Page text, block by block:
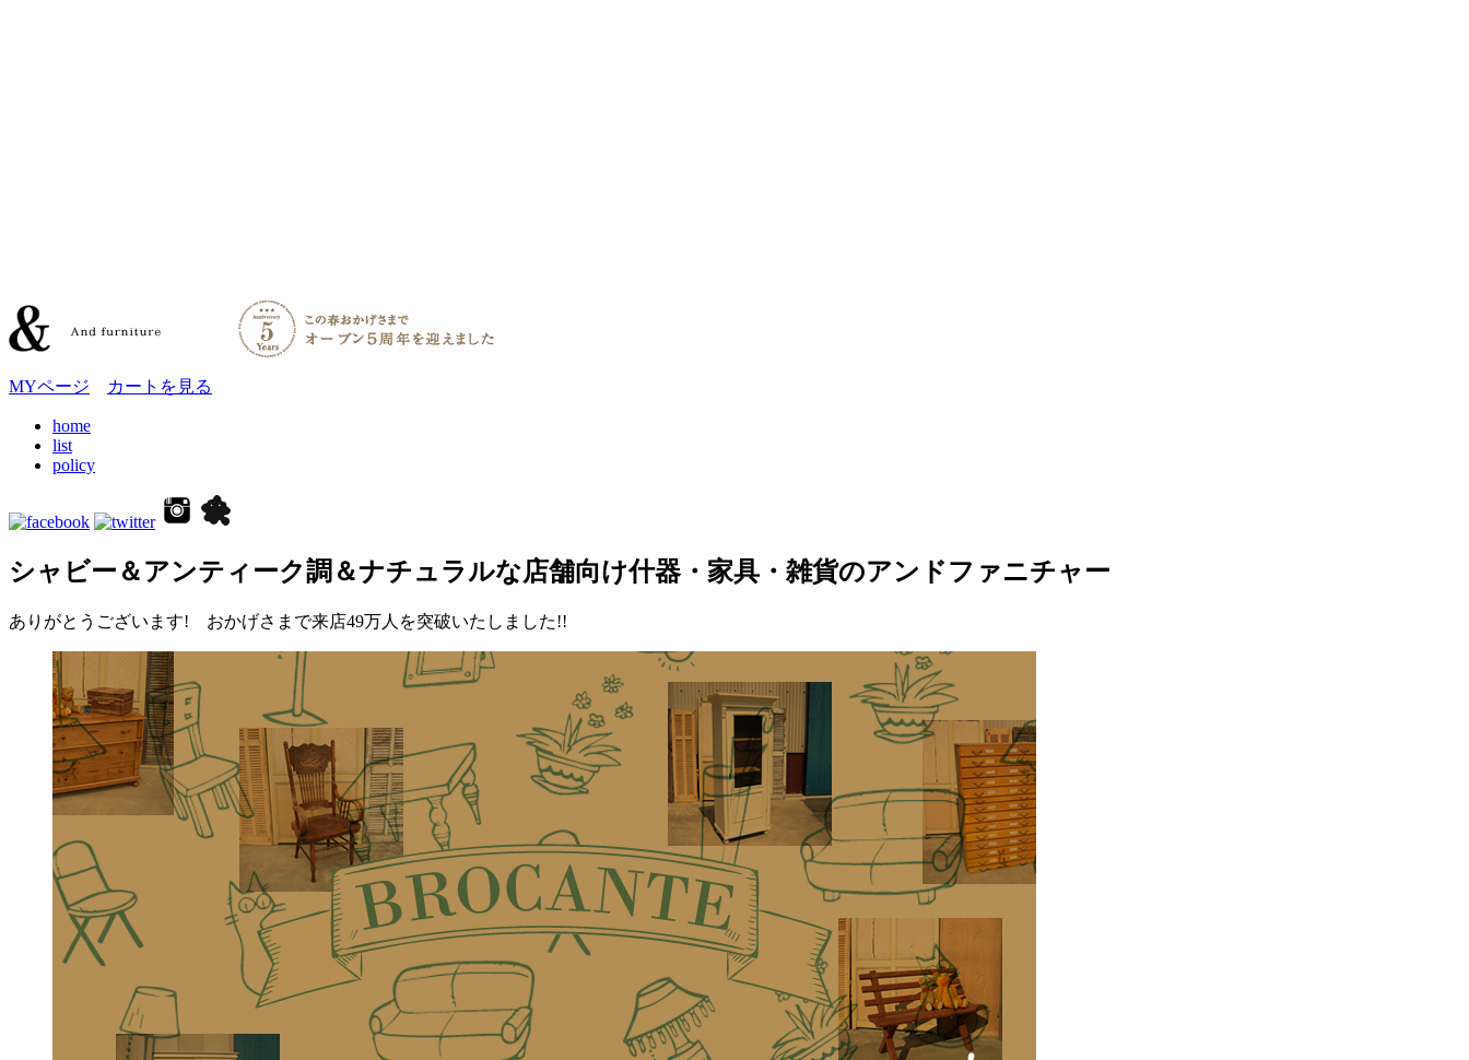
MYページ カートを見る
home
list
policy
シャビー＆アンティーク調＆ナチュラルな店舗向け什器・家具・雑貨のアンドファニチャー
ありがとうございます! おかげさまで来店49万人を突破いたしました!!